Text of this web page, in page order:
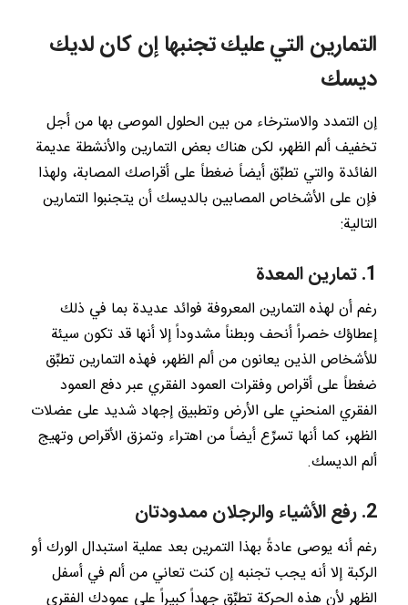
التمارين التي عليك تجنبها إن كان لديك
ديسك
إن التمدد والاسترخاء من بين الحلول الموصى بها من أجل
تخفيف ألم الظهر، لكن هناك بعض التمارين والأنشطة عديمة
الفائدة والتي تطبِّق أيضاً ضغطاً على أقراصك المصابة، ولهذا
فإن على الأشخاص المصابين بالديسك أن يتجنبوا التمارين
التالية:
1. تمارين المعدة
رغم أن لهذه التمارين المعروفة فوائد عديدة بما في ذلك
إعطاؤك خصراً أنحف وبطناً مشدوداً إلا أنها قد تكون سيئة
للأشخاص الذين يعانون من ألم الظهر، فهذه التمارين تطبِّق
ضغطاً على أقراص وفقرات العمود الفقري عبر دفع العمود
الفقري المنحني على الأرض وتطبيق إجهاد شديد على عضلات
الظهر، كما أنها تسرِّع أيضاً من اهتراء وتمزق الأقراص وتهيج
ألم الديسك.
2. رفع الأشياء والرجلان ممدودتان
رغم أنه يوصى عادةً بهذا التمرين بعد عملية استبدال الورك أو
الركبة إلا أنه يجب تجنبه إن كنت تعاني من ألم في أسفل
الظهر لأن هذه الحركة تطبِّق جهداً كبيراً على عمودك الفقري